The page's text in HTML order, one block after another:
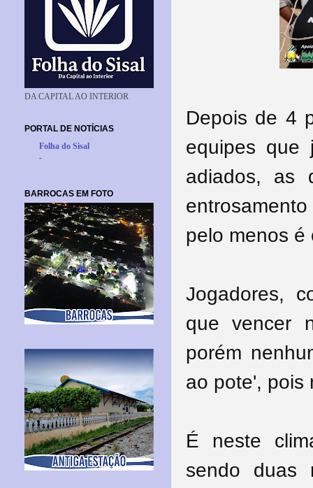
Depois de 4
equipes que
adiados, as
pelo menos é
Jogadores,
que vencer
porém
ao pote', pois
É neste
sendo duas
DA CAPITAL AO INTERIOR
PORTAL DE NOTÍCIAS
Folha do Sisal
-
BARROCAS EM FOTO